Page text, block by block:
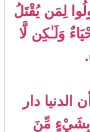
لِمَن يُقْتَلُ
وَلَـٰكِن لَّا
الدنيا دار
بِشَيْءٍ مِّنَ